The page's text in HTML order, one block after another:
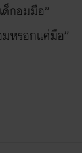
ด็กอมมือ”